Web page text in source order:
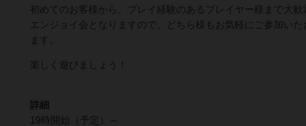
初めてのお客様から、プレイ経験のあるプレイヤー様まで大歓
エンジョイ会となりますので、どちら様もお気軽にご参加いた
ます。
楽しく遊びましょう！
詳細
19時開始（予定）～